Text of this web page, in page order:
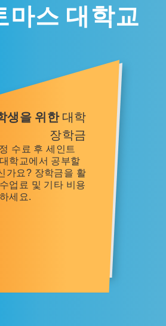
마스 대학교
생을 위한대학
장학금
수료 후 세인트
학교에서 공부할
가요? 장학금을 활
업료 및 기타 비용
세요.